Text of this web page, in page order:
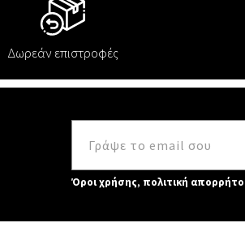
Δωρεάν επιστροφές
Όροι χρήσης, πολιτική